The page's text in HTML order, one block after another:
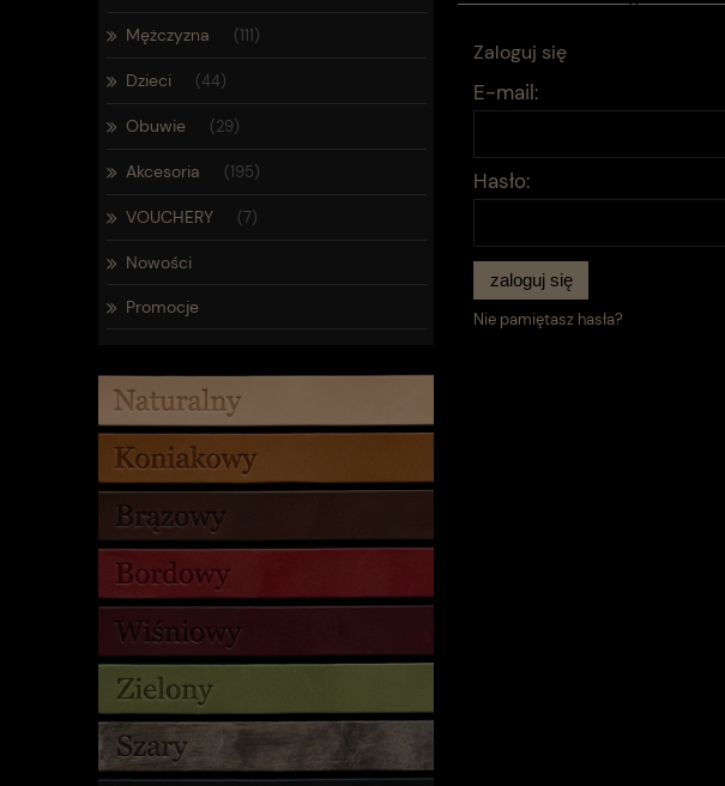
Mężczyzna (111)
Dzieci (44)
Obuwie (29)
Akcesoria (195)
VOUCHERY (7)
Nowości
Promocje
Zaloguj się
E-mail:
Hasło:
zaloguj się
Nie pamiętasz hasła?